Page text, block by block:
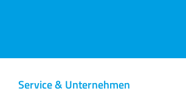
Service & Unternehmen